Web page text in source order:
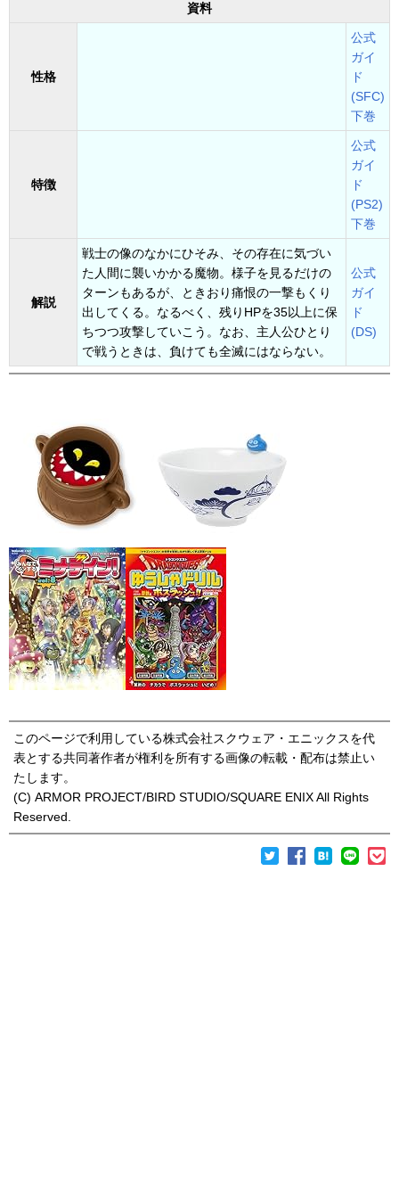
資料
性格
公式
ガイ
ド
(SFC)
下巻
特徴
公式
ガイ
ド
(PS2)
下巻
解説
戦士の像のなかにひそみ、その存在に気づい
た人間に襲いかかる魔物。様子を見るだけの
ターンもあるが、ときおり痛恨の一撃もくり
出してくる。なるべく、残りHPを35以上に保
ちつつ攻撃していこう。なお、主人公ひとり
で戦うときは、負けても全滅にはならない。
公式
ガイ
ド
(DS)
このページで利用している株式会社スクウェア・エニックスを代
表とする共同著作者が権利を所有する画像の転載・配布は禁止い
たします。
(C) ARMOR PROJECT/BIRD STUDIO/SQUARE ENIX All Rights
Reserved.